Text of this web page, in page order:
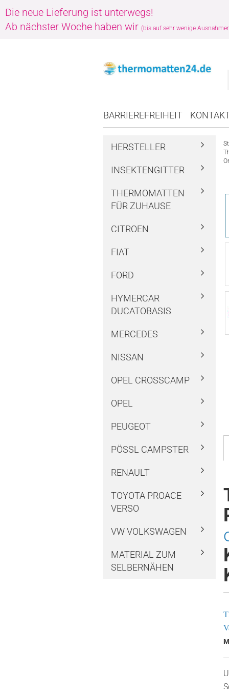
Die neue Lieferung ist unterwegs!
Ab nächster Woche haben wir (bis auf sehr wenige
BARRIEREFREIHEIT
HERSTELLER
INSEKTENGITTER
THERMOMATTEN
FÜR ZUHAUSE
CITROEN
FIAT
FORD
HYMERCAR
DUCATOBASIS
MERCEDES
NISSAN
OPEL CROSSCAMP
OPEL
PEUGEOT
PÖSSL CAMPSTER
RENAULT
TOYOTA PROACE
VERSO
VW VOLKSWAGEN
MATERIAL ZUM
SELBERNÄHEN